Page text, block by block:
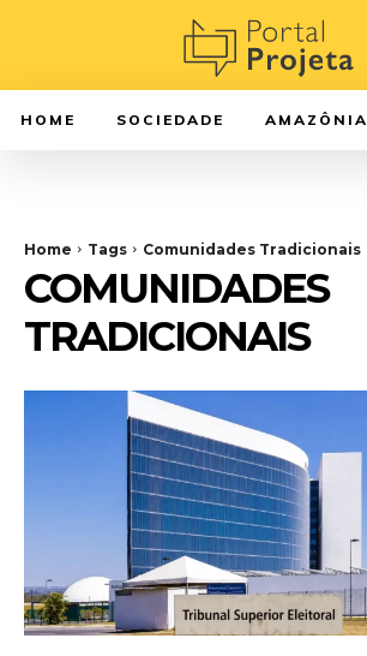
HOME SOCIEDADE AMAZÔNIA
Home Tags Comunidades Tradicionais
COMUNIDADES
TRADICIONAIS